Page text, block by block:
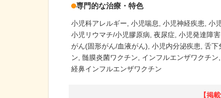
専門的な治療・特色
小児科アレルギー 小児喘息 小児神経疾患 小
小児リウマチ/小児膠原病 夜尿症 小児発達障害
がん(固形がん/血液がん) 小児内分泌疾患 舌下
ン 髄膜炎菌ワクチン インフルエンザワクチン
経鼻インフルエンザワクチン
【掲